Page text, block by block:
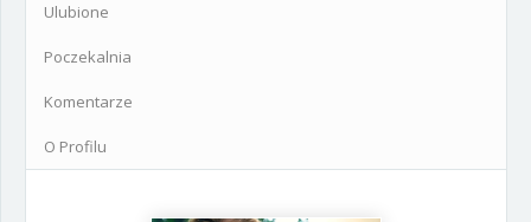
Ulubione
Poczekalnia
Komentarze
O Profilu